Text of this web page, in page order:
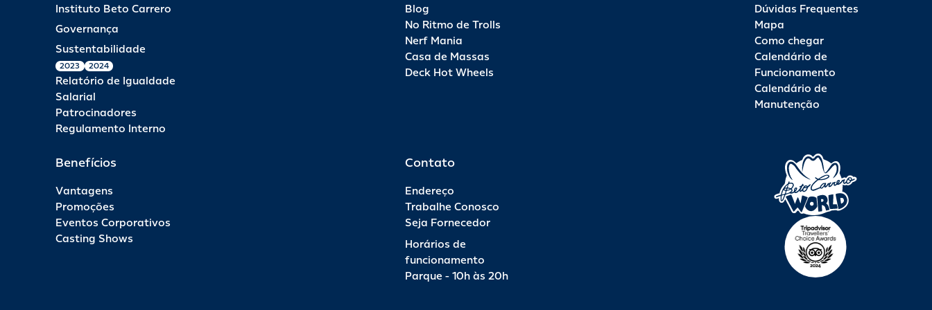
Instituto Beto Carrero
Governança
Sustentabilidade
2023 2024
Relatório de Igualdade
Salarial
Patrocinadores
Regulamento Interno
Blog
No Ritmo de Trolls
Nerf Mania
Casa de Massas
Deck Hot Wheels
Dúvidas Frequentes
Mapa
Como chegar
Calendário de
Funcionamento
Calendário de
Manutenção
Benefícios
Vantagens
Promoções
Eventos Corporativos
Casting Shows
Contato
Endereço
Trabalhe Conosco
Seja Fornecedor
Horários de
funcionamento
Parque - 10h às 20h